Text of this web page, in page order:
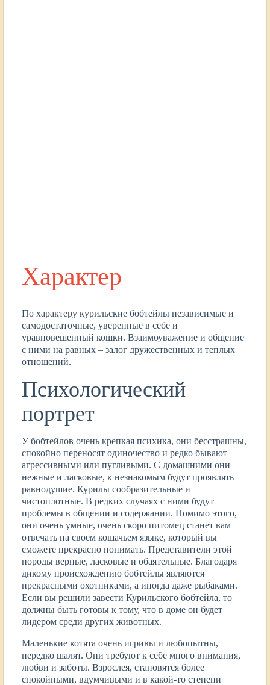
Характер
По характеру курильские бобтейлы независимые и
самодостаточные, уверенные в себе и
уравновешенный кошки. Взаимоуважение и общение
с ними на равных – залог дружественных и теплых
отношений.
Психологический
портрет
У бобтейлов очень крепкая психика, они бесстрашны,
спокойно переносят одиночество и редко бывают
агрессивными или пугливыми. С домашними они
нежные и ласковые, к незнакомым будут проявлять
равнодушие. Курилы сообразительные и
чистоплотные. В редких случаях с ними будут
проблемы в общении и содержании. Помимо этого,
они очень умные, очень скоро питомец станет вам
отвечать на своем кошачьем языке, который вы
сможете прекрасно понимать. Представители этой
породы верные, ласковые и обаятельные. Благодаря
дикому происхождению бобтейлы являются
прекрасными охотниками, а иногда даже рыбаками.
Если вы решили завести Курильского бобтейла, то
должны быть готовы к тому, что в доме он будет
лидером среди других животных.
Маленькие котята очень игривы и любопытны,
нередко шалят. Они требуют к себе много внимания,
любви и заботы. Взрослея, становятся более
спокойными, вдумчивыми и в какой-то степени